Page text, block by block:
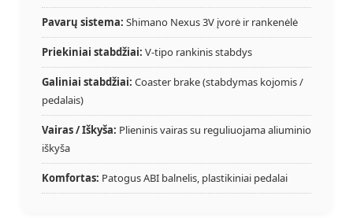
Pavarų sistema: Shimano Nexus 3V įvorė ir rankenėlė
Priekiniai stabdžiai: V-tipo rankinis stabdys
Galiniai stabdžiai: Coaster brake (stabdymas kojomis /
pedalais)
Vairas / Iškyša: Plieninis vairas su reguliuojama aliuminio
iškyša
Komfortas: Patogus ABI balnelis, plastikiniai pedalai